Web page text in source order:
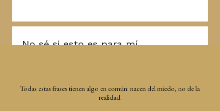
No sé si esto es para mí
Todas estas frases tienen algo en común: nacen del miedo, no de la
realidad.